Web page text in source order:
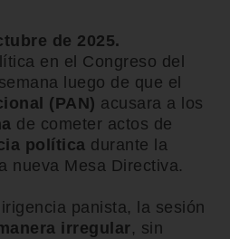
de 2025.
en el Congreso del
luego de que el
(PAN) acusara a los
de cometer actos de
política durante la
nueva Mesa Directiva.
panista, la sesión
irregular, sin